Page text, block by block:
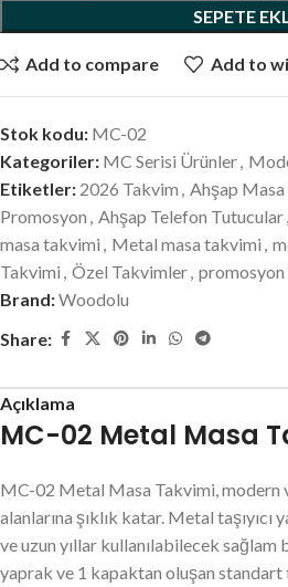
SEPETE
Add to compare Add to
Stok kodu: MC-02
Kategoriler: MC Serisi Ürünler
Etiketler: 2026 Takvim Ahşap
Promosyon
Ahşap Telefon Tutucular
masa takvimi
Metal masa takvimi
Takvimi Özel Takvimler
Brand:Woodolu
Share:
Açıklama
MC-02 Metal Masa
MC-02 Metal Masa Takvimi, modern
alanlarına şıklık katar. Metal taşıyıcı
ve uzun yıllar kullanılabilecek
yaprak ve 1 kapaktan oluşan standart